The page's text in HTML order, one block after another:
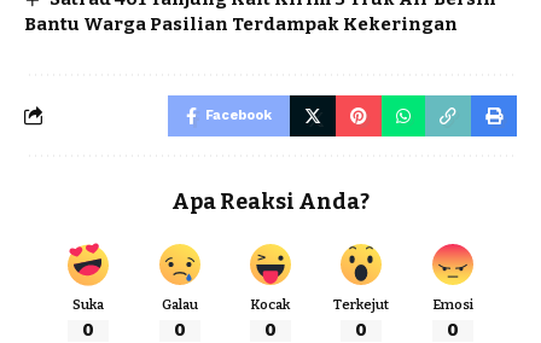
Bantu Warga Pasilian Terdampak Kekeringan
Facebook
Apa Reaksi Anda?
Suka
0
Galau
0
Kocak
0
Terkejut
0
Emosi
0